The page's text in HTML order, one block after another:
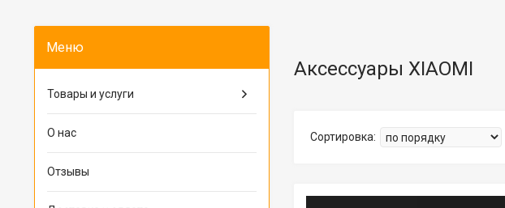
Аксессуары XIAOMI
Товары и услуги
О нас
Отзывы